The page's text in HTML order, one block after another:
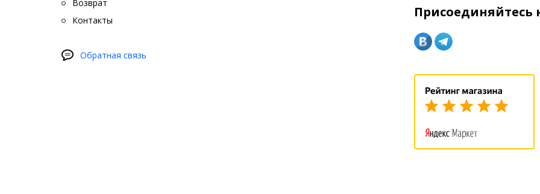
декоративные накладки на педали управления, дверные ручки,
инновационной, устанавливают системы навигации или противоугонные
Возврат
Контакты
Обратная связь
Присоединяйтесь